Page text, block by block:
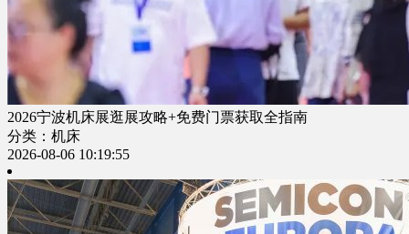
2026宁波机床展逛展攻略+免费门票获取全指南
分类：机床
2026-08-06 10:19:55